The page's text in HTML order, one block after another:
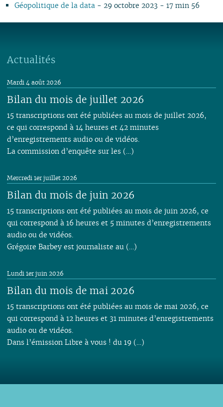
Géopolitique de la data- 29 octobre 2023 - 17 min 56
Actualités
Bilan du mois de juillet 2026
Mardi 4 août 2026
15 transcriptions ont été publiées au mois de juillet 2026,
ce qui correspond à 14 heures et 42 minutes
d’enregistrements audio ou de vidéos.
La commission d’enquête sur les (…)
Bilan du mois de juin 2026
Mercredi 1er juillet 2026
15 transcriptions ont été publiées au mois de juin 2026, ce
qui correspond à 16 heures et 5 minutes d’enregistrements
audio ou de vidéos.
Grégoire Barbey est journaliste au (…)
Bilan du mois de mai 2026
Lundi 1er juin 2026
15 transcriptions ont été publiées au mois de mai 2026, ce
qui correspond à 12 heures et 31 minutes d’enregistrements
audio ou de vidéos.
Dans l’émission Libre à vous ! du 19 (…)